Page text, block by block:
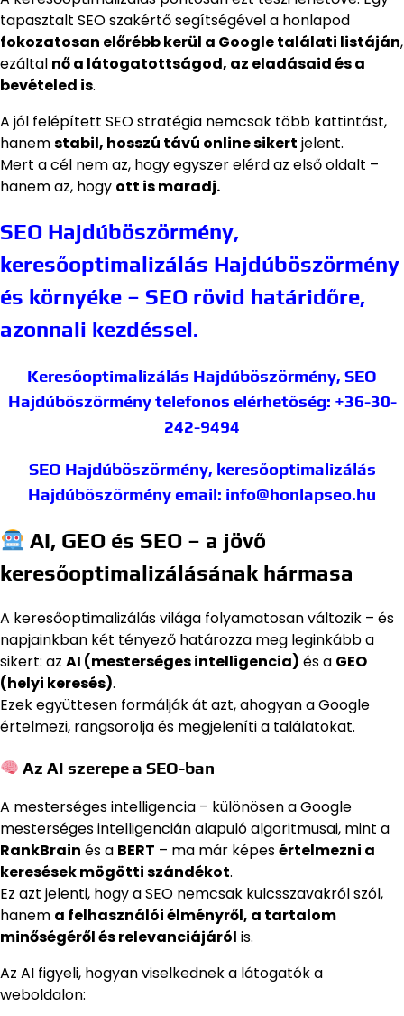
tapasztalt SEO szakértő segítségével a honlapod
fokozatosan előrébb kerül a Google találati listáján,
ezáltal nő a látogatottságod, az eladásaid és a
bevételed is.
A jól felépített SEO stratégia nemcsak több kattintást,
hanemstabil, hosszú távú online sikert jelent.
Mert a cél nem az, hogy egyszer elérd az első oldalt –
hanem az, hogy ott is maradj.
SEO Hajdúböszörmény,
keresőoptimalizálás Hajdúböszörmény
és környéke – SEO rövid határidőre,
azonnali kezdéssel.
Keresőoptimalizálás Hajdúböszörmény, SEO
Hajdúböszörménytelefonos elérhetőség: +36-30-
242-9494
SEO Hajdúböszörmény, keresőoptimalizálás
Hajdúböszörmény email: info@honlapseo.hu
AI, GEO és SEO – a jövő
keresőoptimalizálásának hármasa
A keresőoptimalizálás világa folyamatosan változik – és
napjainkban két tényező határozza meg leginkább a
sikert: az AI (mesterséges intelligencia) és a GEO
(helyi keresés).
Ezek együttesen formálják át azt, ahogyan a Google
értelmezi, rangsorolja és megjeleníti a találatokat.
Az AI szerepe a SEO-ban
A mesterséges intelligencia – különösen a Google
mesterséges intelligencián alapuló algoritmusai, mint a
RankBrain és a BERT – ma már képesértelmezni a
keresések mögötti szándékot.
Ez azt jelenti, hogy a SEO nemcsak kulcsszavakról szól,
hanem a felhasználói élményről, a tartalom
minőségéről és relevanciájáról is.
Az AI figyeli, hogyan viselkednek a látogatók a
weboldalon: